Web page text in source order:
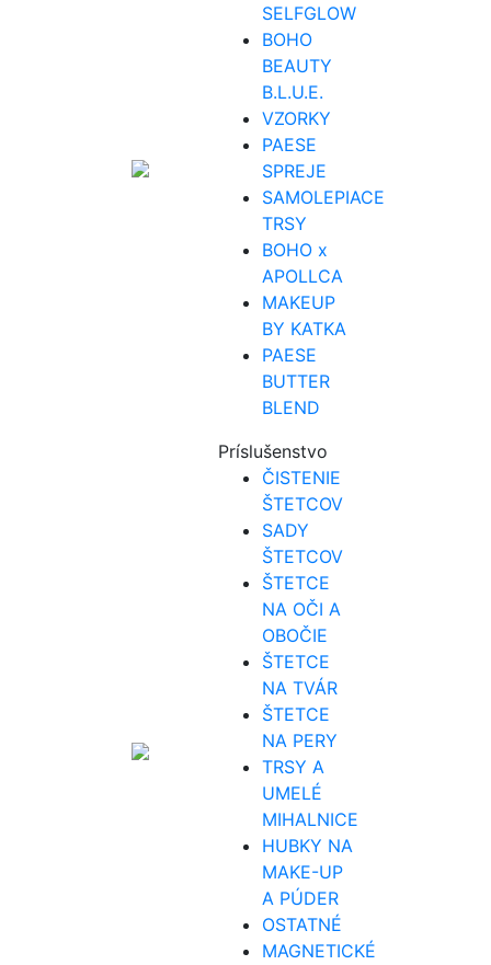
SELFGLOW
BOHO
BEAUTY
B.L.U.E.
VZORKY
PAESE
SPREJE
SAMOLEPIACE
TRSY
BOHO x
APOLLCA
MAKEUP
BY KATKA
PAESE
BUTTER
BLEND
Príslušenstvo
ČISTENIE
ŠTETCOV
SADY
ŠTETCOV
ŠTETCE
NA OČI A
OBOČIE
ŠTETCE
NA TVÁR
ŠTETCE
NA PERY
TRSY A
UMELÉ
MIHALNICE
HUBKY NA
MAKE-UP
A PÚDER
OSTATNÉ
MAGNETICKÉ